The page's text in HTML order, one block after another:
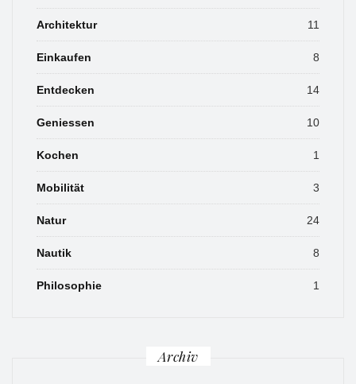
Architektur 11
Einkaufen 8
Entdecken 14
Geniessen 10
Kochen 1
Mobilität 3
Natur 24
Nautik 8
Philosophie 1
Archiv